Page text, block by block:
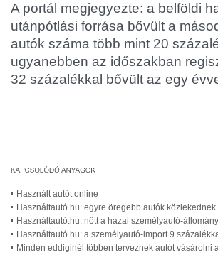
A portál megjegyezte: a belföldi
utánpótlási forrása bővült a
autók száma több mint 20
ugyanebben az időszakban
32 százalékkal bővült az egy
Használt autót online
Használtautó.hu: egyre öregebb autók
Használtautó.hu: nőtt a hazai személyautó-
Használtautó.hu: a személyautó-import 9
Minden eddiginél többen terveznek autót vásárolni